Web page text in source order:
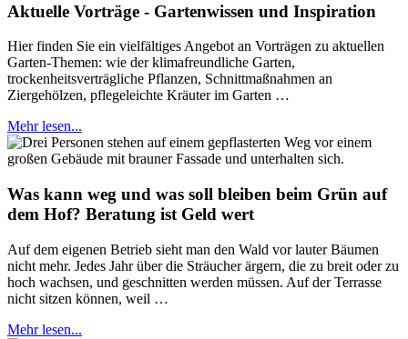
Aktuelle Vorträge - Gartenwissen und Inspiration
Hier finden Sie ein vielfältiges Angebot an Vorträgen zu aktuellen
Garten-Themen: wie der klimafreundliche Garten,
trockenheitsverträgliche Pflanzen, Schnittmaßnahmen an
Ziergehölzen, pflegeleichte Kräuter im Garten …
Mehr lesen...
Was kann weg und was soll bleiben beim Grün auf
dem Hof? Beratung ist Geld wert
Auf dem eigenen Betrieb sieht man den Wald vor lauter Bäumen
nicht mehr. Jedes Jahr über die Sträucher ärgern, die zu breit oder zu
hoch wachsen, und geschnitten werden müssen. Auf der Terrasse
nicht sitzen können, weil …
Mehr lesen...